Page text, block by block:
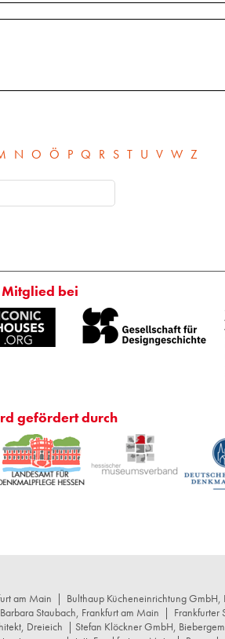
N O Ö P Q R S T U V W Z
Mitglied bei
gefördert durch
am Main | Bulthaup Kücheneinrichtung GmbH,
Staubach, Frankfurt am Main | Frankfurter
Dreieich | Stefan Klöckner GmbH,